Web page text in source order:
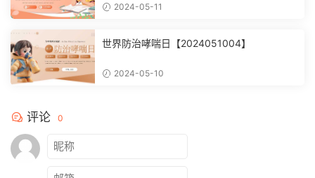
2024-05-11
世界防治哮喘日【2024051004】
2024-05-10
评论 0